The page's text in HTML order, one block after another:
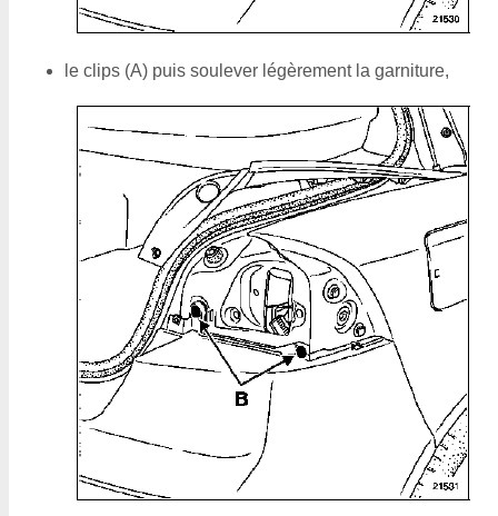
le clips (A) puis soulever légèrement la garniture,